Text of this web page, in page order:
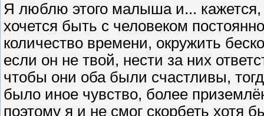
Я люблю этого малыша и... кажется,
хочется быть с человеком
количество времени, окружить
если он не твой, нести за них
чтобы они оба были счастливы,
было иное чувство, более
поэтому я и не смог скорбеть хотя